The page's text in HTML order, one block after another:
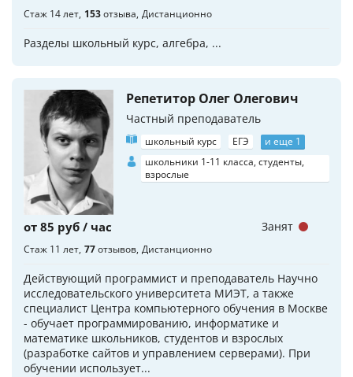
Стаж 14 лет 153отзыва Дистанционно
Разделы школьный курс, алгебра, ...
Репетитор Олег Олегович
Частный преподаватель
школьный курс ЕГЭ
и еще 1
школьники 1-11 класса, студенты,
взрослые
от 85 руб / час
Стаж 11 лет 77отзывов Дистанционно
Действующий программист и преподаватель Научно
исследовательского университета МИЭТ, а также
специалист Центра компьютерного обучения в Москве
- обучает программированию, информатике и
математике школьников, студентов и взрослых
(разработке сайтов и управлением серверами). При
обучении использует...
Занят